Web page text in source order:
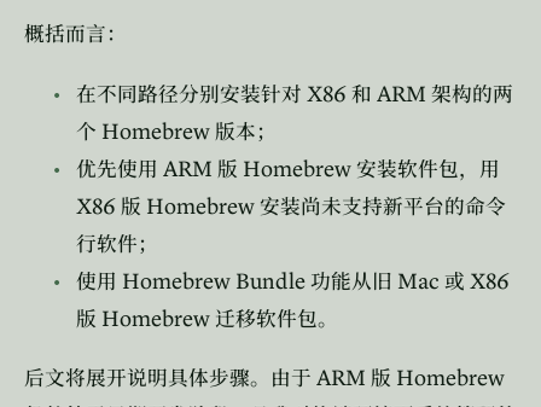
概括而言：
在不同路径分别安装针对 X86和 ARM 架构的两
个 Homebrew 版本；
优先使用 ARM 版 Homebrew 安装软件包，用
X86 版 Homebrew 安装尚未支持新平台的命令
行软件；
使用 Homebrew Bundle功能从旧 Mac 或 X86
版 Homebrew 迁移软件包。
后文将展开说明具体步骤。由于 ARM 版 Homebrew